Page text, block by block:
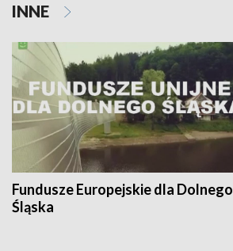
INNE
Fundusze Europejskie dla Dolnego
Śląska